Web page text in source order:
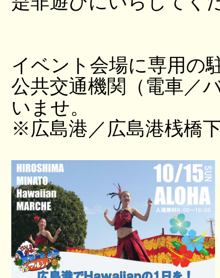
イベント会場に専用の
公共交通機関（電車／
いませ。
※広島港／広島港桟橋